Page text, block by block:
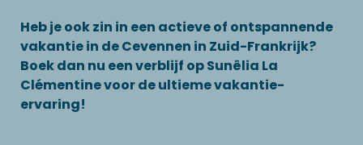
Heb je ook zin in een actieve of ontspannende
vakantie in de Cevennen in Zuid-Frankrijk?
Boek dan nu een verblijf op Sunêlia La
Clémentine voor de ultieme vakantie-
ervaring!